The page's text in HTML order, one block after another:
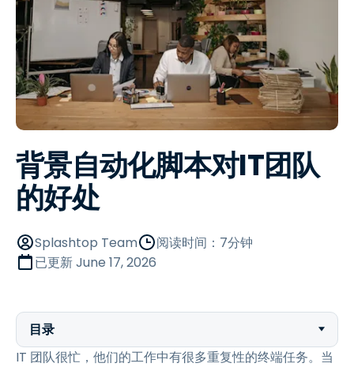
背景自动化脚本对IT团队
的好处
Splashtop Team
阅读时间：7分钟
已更新June 17, 2026
目录
IT 团队很忙，他们的工作中有很多重复性的终端任务。当